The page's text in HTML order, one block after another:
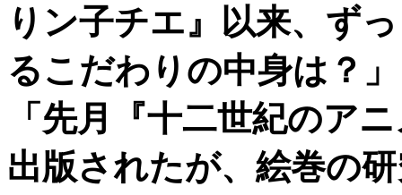
りン子チエ』以来、ず
るこだわりの中身は？」
「先月『十二世紀のア
出版されたが、絵巻の